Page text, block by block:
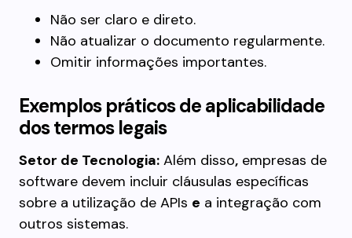
Não ser claro e direto.
Não atualizar o documento regularmente.
Omitir informações importantes.
Exemplos práticos de aplicabilidade
dos termos legais
Setor de Tecnologia: Além disso, empresas de
software devem incluir cláusulas específicas
sobre a utilização de APIs e a integração com
outros sistemas.